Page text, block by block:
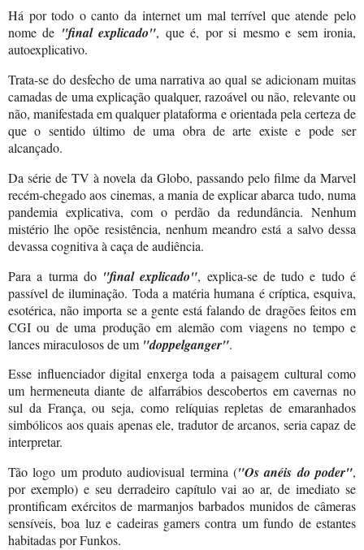
Há por todo o canto da internet um mal terrível que atende pelo
nome de "final explicado", que é, por si mesmo e sem ironia,
autoexplicativo.
Trata-se do desfecho de uma narrativa ao qual se adicionam muitas
camadas de uma explicação qualquer, razoável ou não, relevante ou
não, manifestada em qualquer plataforma e orientada pela certeza de
que o sentido último de uma obra de arte existe e pode ser
alcançado.
Da série de TV à novela da Globo, passando pelo filme da Marvel
recém-chegado aos cinemas, a mania de explicar abarca tudo, numa
pandemia explicativa, com o perdão da redundância. Nenhum
mistério lhe opõe resistência, nenhum meandro está a salvo dessa
devassa cognitiva à caça de audiência.
Para a turma do "final explicado", explica-se de tudo e tudo é
passível de iluminação. Toda a matéria humana é críptica, esquiva,
esotérica, não importa se a gente está falando de dragões feitos em
CGI ou de uma produção em alemão com viagens no tempo e
lances miraculosos de um "doppelganger".
Esse influenciador digital enxerga toda a paisagem cultural como
um hermeneuta diante de alfarrábios descobertos em cavernas no
sul da França, ou seja, como relíquias repletas de emaranhados
simbólicos aos quais apenas ele, tradutor de arcanos, seria capaz de
interpretar.
Tão logo um produto audiovisual termina ("Os anéis do poder",
por exemplo) e seu derradeiro capítulo vai ao ar, de imediato se
prontificam exércitos de marmanjos barbados munidos de câmeras
sensíveis, boa luz e cadeiras gamers contra um fundo de estantes
habitadas por Funkos.